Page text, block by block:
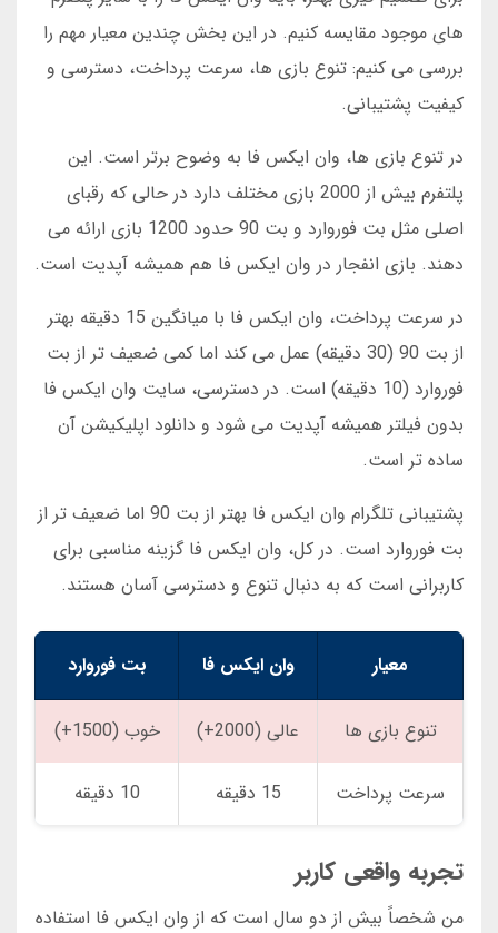
های موجود مقایسه کنیم. در این بخش چندین معیار مهم را
بررسی می کنیم: تنوع بازی ها، سرعت پرداخت، دسترسی و
کیفیت پشتیبانی.
در تنوع بازی ها، وان ایکس فا به وضوح برتر است. این
پلتفرم بیش از 2000 بازی مختلف دارد در حالی که رقبای
اصلی مثل بت فوروارد و بت 90 حدود 1200 بازی ارائه می
دهند. بازی انفجار در وان ایکس فا هم همیشه آپدیت است.
در سرعت پرداخت، وان ایکس فا با میانگین 15 دقیقه بهتر
از بت 90 (30 دقیقه) عمل می کند اما کمی ضعیف تر از بت
فوروارد (10 دقیقه) است. در دسترسی، سایت وان ایکس فا
بدون فیلتر همیشه آپدیت می شود و دانلود اپلیکیشن آن
ساده تر است.
پشتیبانی تلگرام وان ایکس فا بهتر از بت 90 اما ضعیف تر از
بت فوروارد است. در کل، وان ایکس فا گزینه مناسبی برای
کاربرانی است که به دنبال تنوع و دسترسی آسان هستند.
معیار وان ایکس فا بت فوروارد
تنوع بازی ها عالی (2000+) خوب (1500+)
سرعت پرداخت 15 دقیقه 10 دقیقه
تجربه واقعی کاربر
من شخصاً بیش از دو سال است که از وان ایکس فا استفاده